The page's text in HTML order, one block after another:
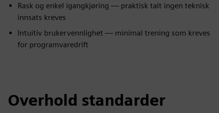
Rask og enkel igangkjøring — praktisk talt ingen teknisk
innsats kreves
Intuitiv brukervennlighet — minimal trening som kreves
for programvaredrift
Overhold standarder